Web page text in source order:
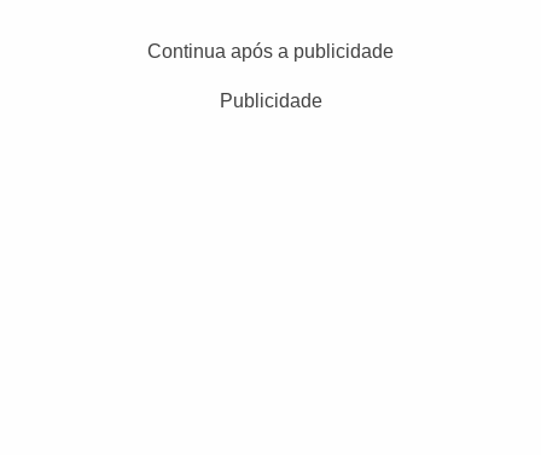
Continua após a publicidade
Publicidade